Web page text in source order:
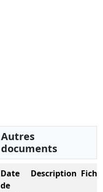
Autres
documents
Date
de
Description